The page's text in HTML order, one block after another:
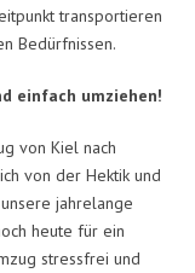
transportieren
Bedürfnissen.
einfach umziehen!
von Kiel nach
von der Hektik und
jahrelange
heute für ein
stressfrei und